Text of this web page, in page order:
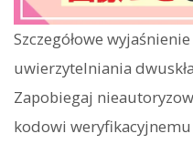
Szczegółowe
uwierzytelniania
Zapobiegaj
kodowi